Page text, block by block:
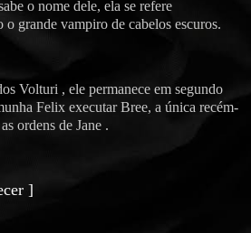
o nome dele, ela se refere
grande vampiro de cabelos escuros.
Volturi , ele permanece em segundo
Felix executar Bree, a única recém-
ordens de Jane .
]